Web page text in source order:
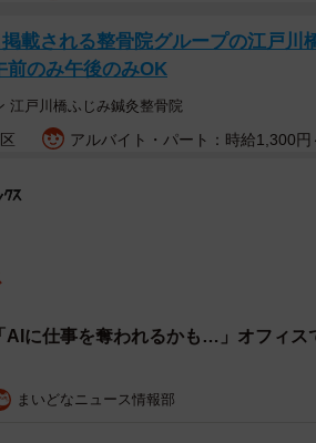
載される整骨院グループの江戸川
前のみ午後のみOK
江戸川橋ふじみ鍼灸整骨院
アルバイト・パート：時給1,300円
AIに仕事を奪われるかも…」オフィ
まいどなニュース情報部